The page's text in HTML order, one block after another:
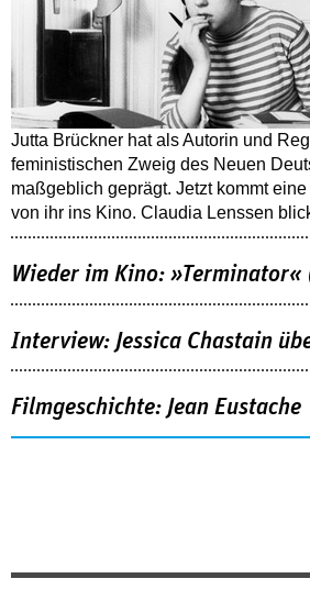
Jutta Brückner hat als Autorin und
feministischen Zweig des Neuen
maßgeblich geprägt. Jetzt kommt
von ihr ins Kino. Claudia Lenssen
Wieder im Kino:
Interview: Jessica Chastain
Filmgeschichte: Jean Eustache